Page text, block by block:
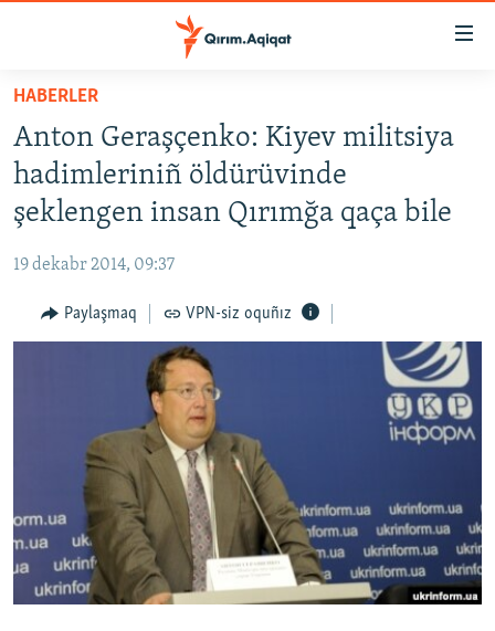
Esas
qaytmaq
Baş
navigatsiyağa
qaytmaq
Qıdıruvğa
SİYASET
İQTİSADİYAT
MEDENİYET
İNSAN AQLARI
BLOGLAR
Русский
Українською
HABERLER
Anton Geraşçenko: Kiyev militsiya
hadimleriniñ öldürüvinde
şeklengen insan Qırımğa qaça bile
19 dekabr 2014, 09:37
Paylaşmaq VPN-siz oquñız